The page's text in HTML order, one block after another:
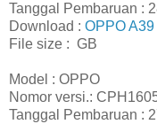
Tanggal Pembaruan :
Download : OPPO
File size : GB
Model : OPPO
Nomor versi.:
Tanggal Pembaruan :